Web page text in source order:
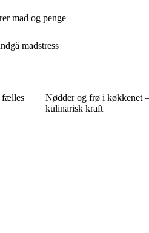
mad og penge
madstress
fælles
Nødder og frø i køkkenet
kulinarisk kraft